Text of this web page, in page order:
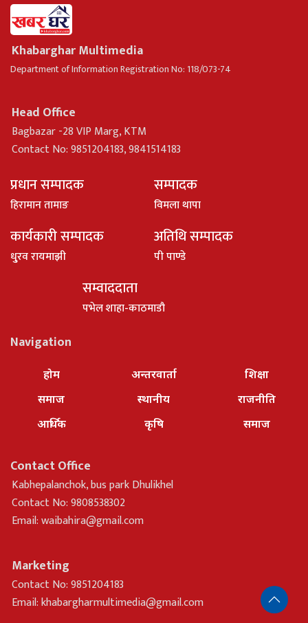
Khabarghar Multimedia
Department of Information Registration No: 118/073-74
Head Office
Bagbazar -28 VIP Marg, KTM
Contact No: 9851204183, 9841514183
प्रधान सम्पादक
हिरामान तामाङ
सम्पादक
विमला थापा
कार्यकारी सम्पादक
धु्रव रायमाझी
अतिथि सम्पादक
पी पाण्डे
सम्वाददाता
पभेल शाहा-काठमाडौ
Navigation
होम
समाज
आर्थिक
अन्तरवार्ता
स्थानीय
कृषि
शिक्षा
राजनीति
समाज
Contact Office
Kabhepalanchok, bus park Dhulikhel
Contact No: 9808538302
Email:waibahira@gmail.com
Marketing
Contact No: 9851204183
Email:khabargharmultimedia@gmail.com